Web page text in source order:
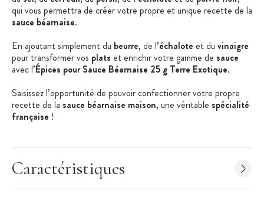
qui vous permettra de créer votre propre et unique recette de la
sauce béarnaise.
En ajoutant simplement du beurre, de l’échalote et du vinaigre
pour transformer vos plats et enrichir votre gamme de sauce
avec l’Épices pour Sauce Béarnaise 25 g Terre Exotique.
Saisissez l’opportunité de pouvoir confectionner votre propre
recette de la sauce béarnaise maison, une véritable spécialité
française !
Parfaites pour votresaucebéarnaisemaison
Notes herbacées et fraiches
Caractéristiques